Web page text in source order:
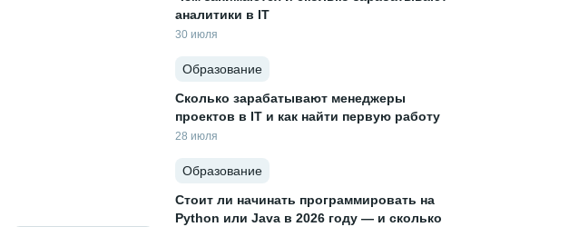
аналитики в IT
30 июля
Образование
Сколько зарабатывают менеджеры
проектов в IT и как найти первую работу
28 июля
Образование
Стоит ли начинать программировать на
Python или Java в 2026 году — и сколько